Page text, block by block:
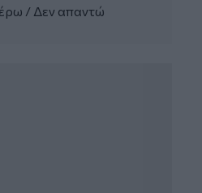
- PhARMA Innovation
πέντε καινοτόμα
/ Δεν απαντώ